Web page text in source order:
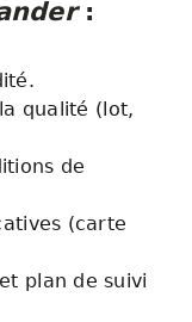
:
qualité (lot,
de
(carte
plan de suivi